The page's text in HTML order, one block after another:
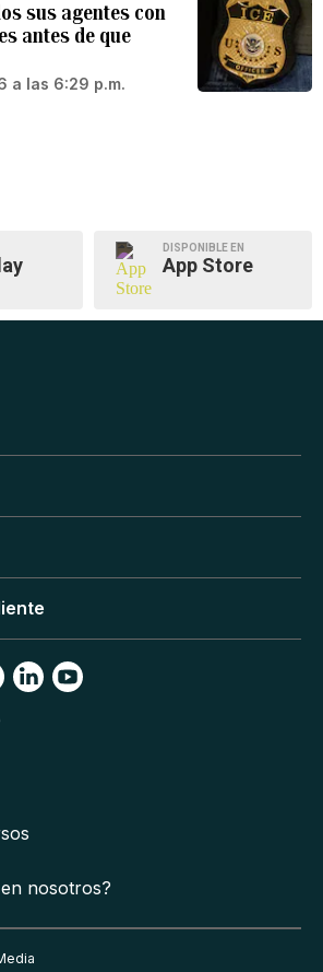
sus agentes con
antes de que
a las 6:29 p.m.
DISPONIBLE EN
App Store
nosotros?